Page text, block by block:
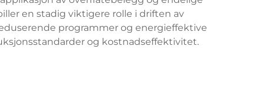
en stadig viktigere rolle i driften av
programmer og energieffektive
og kostnadseffektivitet.